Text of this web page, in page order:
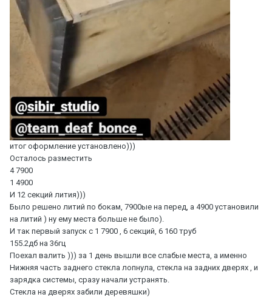
итог оформление установлено)))
Осталось разместить
4 7900
1 4900
И 12 секций лития)))
Было решено литий по бокам, 7900ые на перед, а 4900 установили
на литий ) ну ему места больше не было).
И так первый запуск с 1 7900 , 6 секций, 6 160 труб
155.2дб на 36гц
Поехал валить ))) за 1 день вышли все слабые места, а именно
Нижняя часть заднего стекла лопнула, стекла на задних дверях , и
зарядка системы, сразу начали устранять.
Стекла на дверях забили деревяшки)